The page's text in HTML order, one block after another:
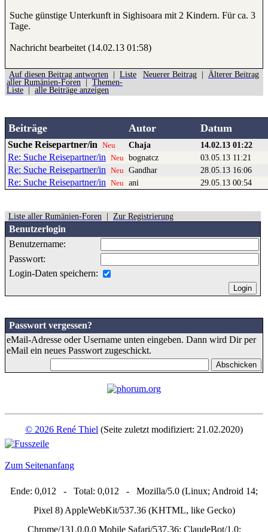
Suche günstige Unterkunft in Sighisoara mit 2 Kindern. Für ca. 3
Tage.
Nachricht bearbeitet (14.02.13 01:58)
Auf diesen Beitrag antworten
Liste
aller Rumänien-Foren
Themen-
Liste
alle Beiträge anzeigen
Neuerer Beitrag Älterer Beitrag
Beiträge Autor Datum
Suche Reisepartner/in Neu Chaja 14.02.13 01:22
Re: Suche Reisepartner/in Neu bognatcz 03.05.13 11:21
Re: Suche Reisepartner/in Neu Gandhar 28.05.13 16:06
Re: Suche Reisepartner/in Neu ani 29.05.13 00:54
Liste aller Rumänien-Foren Zur Registrierung
Benutzerlogin
Benutzername:
Passwort:
Login-Daten speichern:
Passwort vergessen?
eMail-Adresse oder Username unten eingeben. Dann wird Dir per
eMail ein neues Passwort zugeschickt.
© 2026 René Thiel (Seite zuletzt modifiziert: 21.02.2020)
Zum Seitenanfang
Ende: 0,012 - Total: 0,012 - Mozilla/5.0 (Linux; Android 14;
Pixel 8) AppleWebKit/537.36 (KHTML, like Gecko)
Chrome/131.0.0.0 Mobile Safari/537.36; ClaudeBot/1.0;